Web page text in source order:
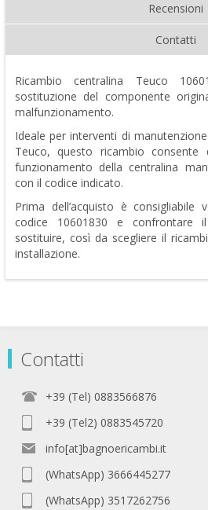
Recensioni
Contatti
Ricambio centralina Teuco
sostituzione del componente
malfunzionamento.
Ideale per interventi di
Teuco, questo ricambio
funzionamento della centralina
con il codice indicato.
Prima dell’acquisto è consigliabile
codice 10601830 e confrontare
sostituire, così da scegliere il
installazione.
Contatti
+39 (Tel) 0883566876
+39 (Tel2) 0883545720
info[at]bagnoericambi.it
(WhatsApp) 3666445277
(WhatsApp) 3517262756